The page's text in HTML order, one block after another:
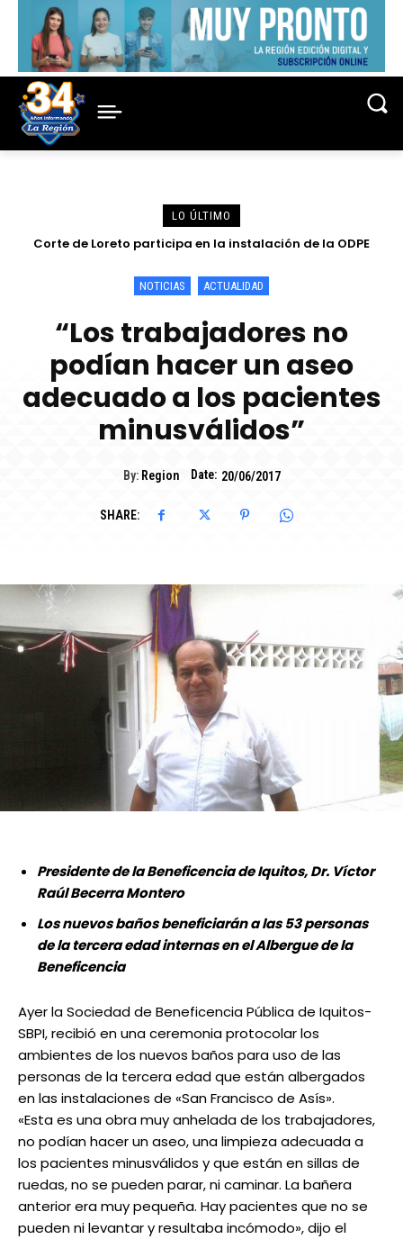
LO ÚLTIMO
Corte de Loreto participa en la instalación de la ODPE
Elecciones 2026
Presidente del directorio de Electro Oriente supervisa en
servicio eléctrico
NOTICIAS ACTUALIDAD
“Los trabajadores no
podían hacer un aseo
adecuado a los pacientes
minusválidos”
By: Region Date: 20/06/2017
SHARE:
Presidente de la Beneficencia de Iquitos, Dr. Víctor
Raúl Becerra Montero
Los nuevos baños beneficiarán a las 53 personas
de la tercera edad internas en el Albergue de la
Beneficencia
Ayer la Sociedad de Beneficencia Pública de Iquitos-
SBPI, recibió en una ceremonia protocolar los
ambientes de los nuevos baños para uso de las
personas de la tercera edad que están albergados
en las instalaciones de «San Francisco de Asís».
«Esta es una obra muy anhelada de los trabajadores,
no podían hacer un aseo, una limpieza adecuada a
los pacientes minusválidos y que están en sillas de
ruedas, no se pueden parar, ni caminar. La bañera
anterior era muy pequeña. Hay pacientes que no se
pueden ni levantar y resultaba incómodo», dijo el